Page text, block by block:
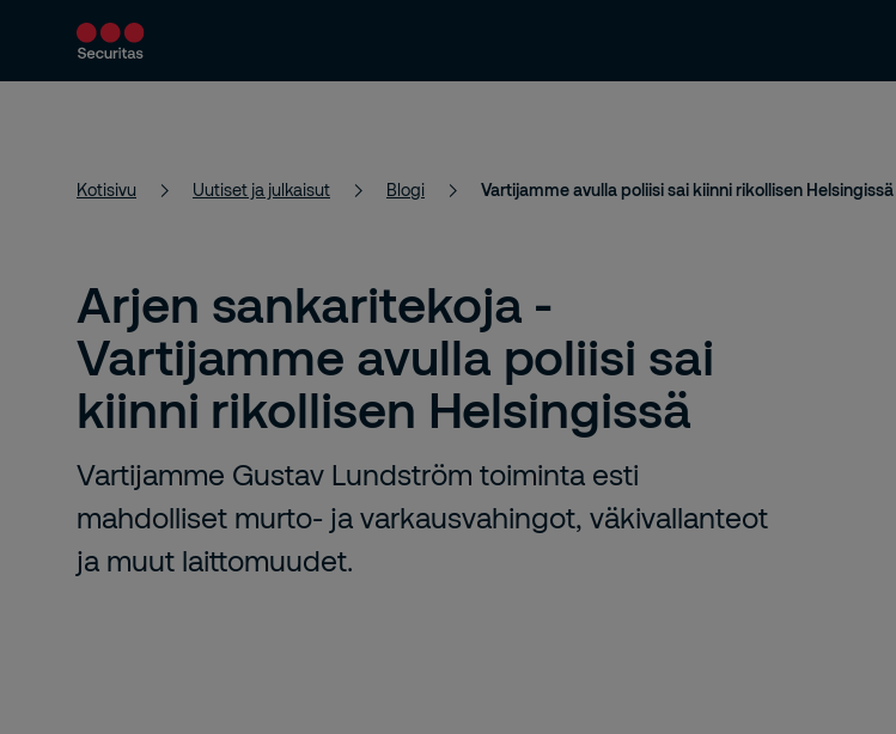
Turvallisuuspalvelut Ratkaisumme Uutiset ja julkaisut Yhteystiedot
Kotisivu Uutiset ja julkaisut Blogi Vartijamme avulla poliisi sai kiinni rikollisen Helsingissä
Arjen sankaritekoja -
Vartijamme avulla poliisi sai
kiinni rikollisen Helsingissä
Vartijamme Gustav Lundström toiminta esti
mahdolliset murto- ja varkausvahingot, väkivallanteot
ja muut laittomuudet.